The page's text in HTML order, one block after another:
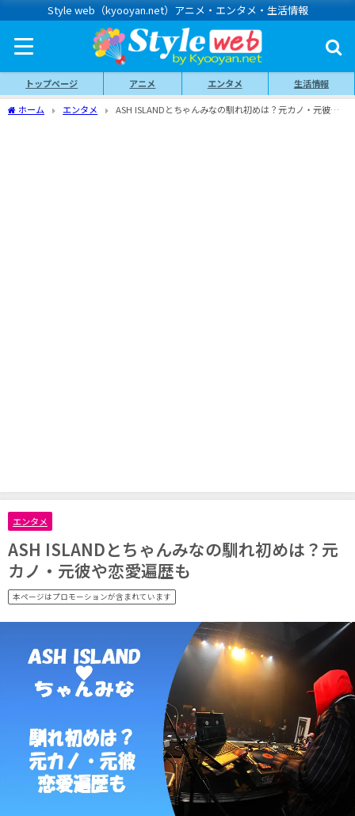
Style web（kyooyan.net）アニメ・エンタメ・生活情報
トップページ アニメ エンタメ 生活情報
ホーム エンタメ
ASH ISLANDとちゃんみなの馴れ初めは？元カノ・元彼や
エンタメ
ASH ISLANDとちゃんみなの馴れ初めは？元
カノ・元彼や恋愛遍歴も
本ページはプロモーションが含まれています